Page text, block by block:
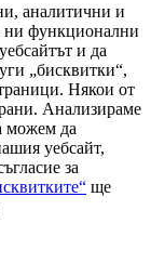
аналитични и
ни функционални
и да
„бисквитки“,
Някои от
Анализираме
можем да
уебсайт,
за
ще